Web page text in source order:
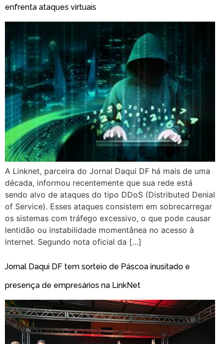
enfrenta ataques virtuais
A Linknet, parceira do Jornal Daqui DF há mais de uma
década, informou recentemente que sua rede está
sendo alvo de ataques do tipo DDoS (Distributed Denial
of Service). Esses ataques consistem em sobrecarregar
os sistemas com tráfego excessivo, o que pode causar
lentidão ou instabilidade momentânea no acesso à
internet. Segundo nota oficial da […]
Jornal Daqui DF tem sorteio de Páscoa inusitado e
presença de empresários na LinkNet